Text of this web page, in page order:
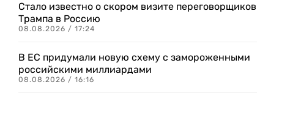
Стало известно о скором визите переговорщиков
Трампа в Россию
08.08.2026 / 17:24
В ЕС придумали новую схему с замороженными
российскими миллиардами
08.08.2026 / 16:16